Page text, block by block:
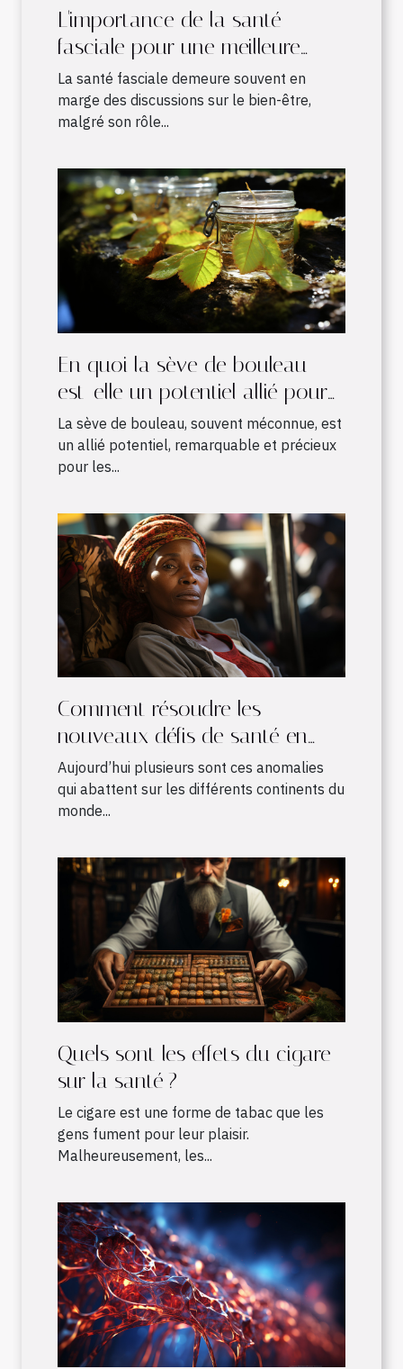
L'importance de la santé
fasciale pour une meilleure
qualité de vie
La santé fasciale demeure souvent en
marge des discussions sur le bien-être,
malgré son rôle...
En quoi la sève de bouleau
est-elle un potentiel allié pour
les sportifs ?
La sève de bouleau, souvent méconnue, est
un allié potentiel, remarquable et précieux
pour les...
Comment résoudre les
nouveaux défis de santé en
Afrique ?
Aujourd’hui plusieurs sont ces anomalies
qui abattent sur les différents continents du
monde...
Quels sont les effets du cigare
sur la santé ?
Le cigare est une forme de tabac que les
gens fument pour leur plaisir.
Malheureusement, les...